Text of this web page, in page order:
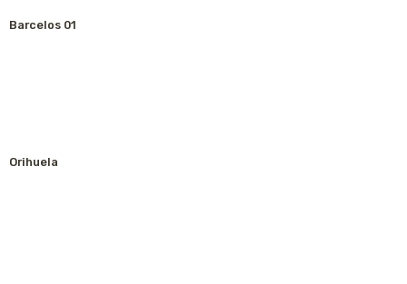
Barcelos 01
Orihuela